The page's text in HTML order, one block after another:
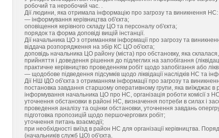
робочий та неробочий час. .
Дії людини, яка отримала інформацію про загрозу та виникнення НС:
— інформування керівництва об'єкта;
оповіщення керівного складу ЦО та персоналу об'єкта;
порядок та форма доповіді вищій інстанції.
Дії начальника ЦО з отриманням інформації про загрозу та
віддача розпорядження на збір КС ЦО об'єкта;
доповідь начальника ЦО району (міста) про обстановку, яка
прийняття і доведення рішення до підлеглих на запобігання
практичне керівництво проведенням робіт щодо запобігання або
— щодобове підведення підсумків щодо ліквідації наслідків НС та
Дії НШ ІДО об'єкта з отриманням інформації про загрозу та
постановка завдання старшому оперативному групи, яка виїжджає
інформування начальника ЦО про НС, організація роботи комісії з
уточнення обстановки в районі НС, визначення потреби в силах і
проведення аналізу та оцінки обстановки, уточнення завдань
підготовка пропозицій щодо першочергових робіт;
уточнення питань взаємодії;
при необхідності виїзд в район НС для організації керівництва.
(начальників служб ЦО) об'єкта.